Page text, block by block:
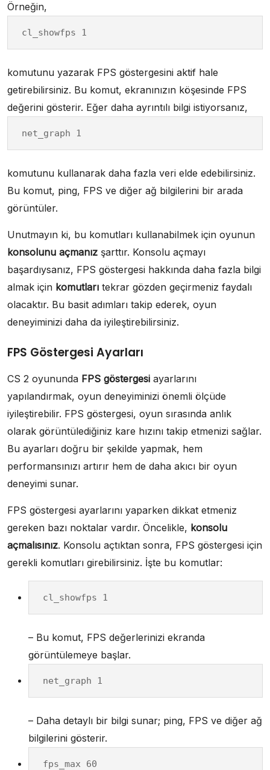
Örneğin,
cl_showfps 1
komutunu yazarak FPS göstergesini aktif hale
getirebilirsiniz. Bu komut, ekranınızın köşesinde FPS
değerini gösterir. Eğer daha ayrıntılı bilgi istiyorsanız,
net_graph 1
komutunu kullanarak daha fazla veri elde edebilirsiniz.
Bu komut, ping, FPS ve diğer ağ bilgilerini bir arada
görüntüler.
Unutmayın ki, bu komutları kullanabilmek için oyunun
konsolunu açmanız şarttır. Konsolu açmayı
başardıysanız, FPS göstergesi hakkında daha fazla bilgi
almak için komutları tekrar gözden geçirmeniz faydalı
olacaktır. Bu basit adımları takip ederek, oyun
deneyiminizi daha da iyileştirebilirsiniz.
FPS Göstergesi Ayarları
CS 2 oyununda FPS göstergesi ayarlarını
yapılandırmak, oyun deneyiminizi önemli ölçüde
iyileştirebilir. FPS göstergesi, oyun sırasında anlık
olarak görüntülediğiniz kare hızını takip etmenizi sağlar.
Bu ayarları doğru bir şekilde yapmak, hem
performansınızı artırır hem de daha akıcı bir oyun
deneyimi sunar.
FPS göstergesi ayarlarını yaparken dikkat etmeniz
gereken bazı noktalar vardır. Öncelikle, konsolu
açmalısınız. Konsolu açtıktan sonra, FPS göstergesi için
gerekli komutları girebilirsiniz. İşte bu komutlar:
cl_showfps 1
– Bu komut, FPS değerlerinizi ekranda
görüntülemeye başlar.
net_graph 1
– Daha detaylı bir bilgi sunar; ping, FPS ve diğer ağ
bilgilerini gösterir.
fps_max 60